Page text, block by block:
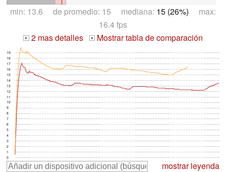
min: 13.6 de promedio: 15 mediana: 15 (26%) max:
16.4 fps
+ 2 mas detalles + Mostrar tabla de comparación
0
1
2
3
4
5
6
7
8
9
10
11
12
13
14
15
16
17
18
19
mostrar leyenda